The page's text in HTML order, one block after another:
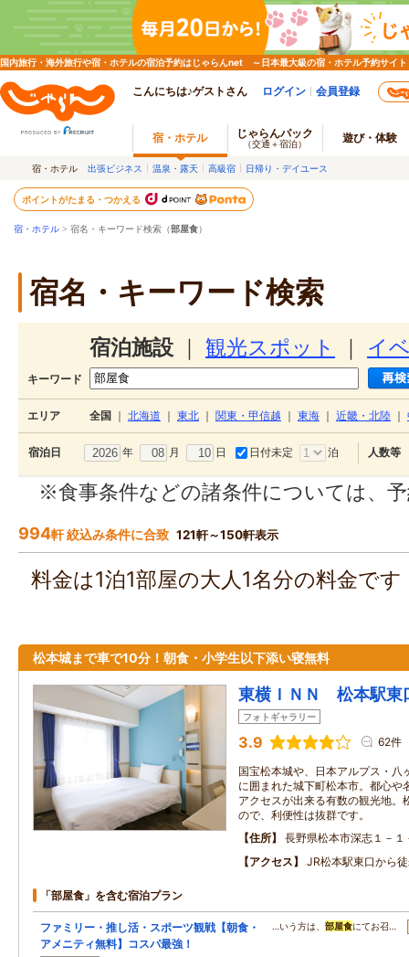
国内旅行・海外旅行や宿・ホテルの宿泊予約はじゃらんnet ～日本最大級の宿・ホテル予約サイト
こんにちは♪ゲストさん ログイン 会員登録
宿・ホテル じゃらんパック
（交通＋宿泊） 遊び・体験
宿・ホテル 出張ビジネス 温泉・露天 高級宿 日帰り・デイユース
ポイントがたまる・つかえる
宿・ホテル > 宿名・キーワード検索（部屋食）
宿名・キーワード検索
宿泊施設 観光スポット イ
キーワード
エリア 全国 北海道 東北 関東・甲信越 東海 近畿・北陸
宿泊日 年 月 日 日付未定 泊 人数等
※食事条件などの諸条件については、
994軒 絞込み条件に合致 121軒～150軒表示
料金は1泊1部屋の大人1名分の料金で
松本城まで車で10分！朝食・小学生以下添い寝無料
東横ＩＮＮ 松本駅東
フォトギャラリー
3.9 62件
国宝松本城や、日本アルプス・八
に囲まれた城下町松本市。都心や
アクセスが出来る有数の観光地。
ので、利便性は抜群です。
住所
長野県松本市深志１－１
アクセス
JR松本駅東口から
「部屋食」を含む宿泊プラン
ファミリー・推し活・スポーツ観戦【朝食・
アメニティ無料】コスパ最強！
…いう方は、 部屋食にてお召…